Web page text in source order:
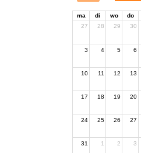
ma di wo do
27
28 29 30
3 4 5 6
10 11 12 13
17 18 19 20
24 25 26 27
31 1 2 3